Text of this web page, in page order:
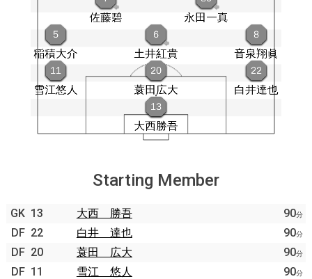
Starting Member
GK 13 大西 勝吾 90分
DF 22 白井 達也 90分
DF 20 蓑田 広大 90分
DF 11 雪江 悠人 90分